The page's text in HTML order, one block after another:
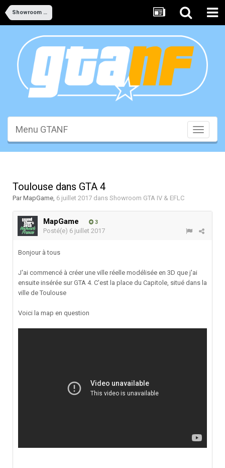
Showroom GTA IV & EFLC
Toggle
Menu GTANF
Toulouse dans GTA 4
ParMapGame, 6 juillet 2017 dans Showroom GTA IV & EFLC
MapGame 3
Posté(e) 6 juillet 2017
Bonjour à tous
J'ai commencé à créer une ville réelle modélisée en 3D que j'ai
ensuite insérée sur GTA 4. C'est la place du Capitole, situé dans la
ville de Toulouse
Voici la map en question